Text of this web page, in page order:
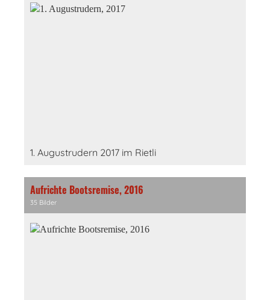
1. Augustrudern 2017 im Rietli
Aufrichte Bootsremise, 2016
35 Bilder